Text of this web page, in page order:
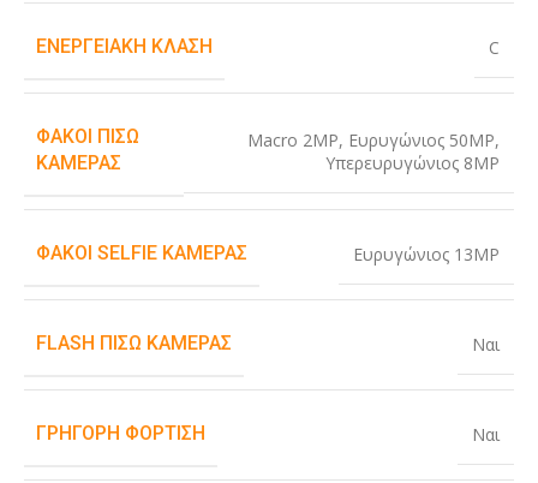
ΕΝΕΡΓΕΙΑΚΉ ΚΛΆΣΗ C
ΦΑΚΟΊ ΠΊΣΩ
ΚΆΜΕΡΑΣ
Macro 2MP, Ευρυγώνιος 50MP,
Υπερευρυγώνιος 8MP
ΦΑΚΟΊ SELFIE ΚΆΜΕΡΑΣ Ευρυγώνιος 13MP
FLASH ΠΊΣΩ ΚΆΜΕΡΑΣ Ναι
ΓΡΉΓΟΡΗ ΦΌΡΤΙΣΗ Ναι